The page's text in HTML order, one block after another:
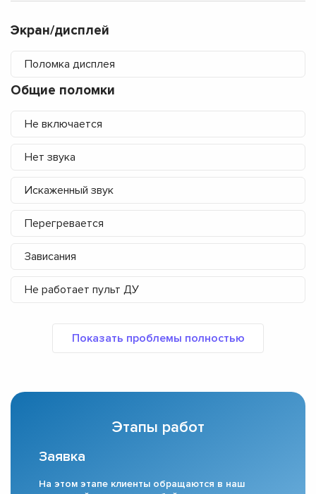
Экран/дисплей
Поломка дисплея
Общие поломки
Не включается
Нет звука
Искаженный звук
Перегревается
Зависания
Не работает пульт ДУ
Этапы работ
Заявка
На этом этапе клиенты обращаются в наш